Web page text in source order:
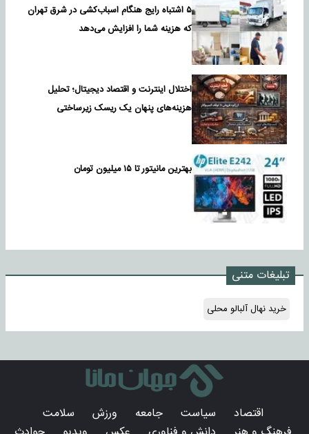
۵ اشتباه رایج هنگام اسباب‌کشی در شرق تهران
که هزینه شما را افزایش می‌دهد
اختلال اینترنت و اقتصاد دیجیتال؛ تحلیل
هزینه‌های پنهان یک ریسک زیرساختی
بهترین مانیتور تا ۱۵ میلیون تومان
تبلیغات متنی
خرید نهال آلبالو محلی
اقتصاد سیاست جامعه ورزش
سلامت